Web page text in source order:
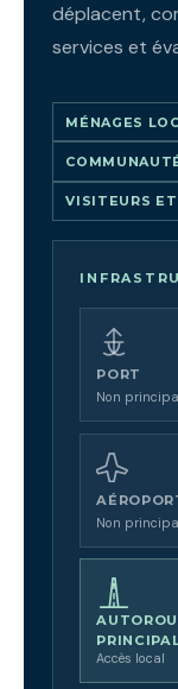
déplacent,
services et
MÉNAGES
VISITEURS
PORT
Non
Non
Accès local